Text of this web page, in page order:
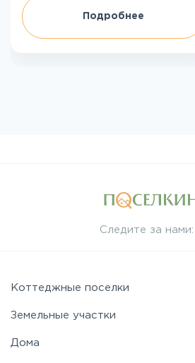
Подробнее
Следите за нами:
Коттеджные поселки
Земельные участки
Дома